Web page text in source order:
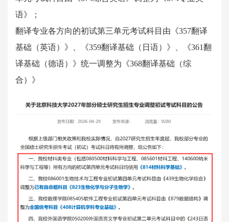
语》；
翻译专业各方向的初试第三单元考试科目由《357翻译
基础（英语）》、《359翻译基础（日语）》、《361翻
译基础（德语）》统一调整为《368翻译基础（综
合）》